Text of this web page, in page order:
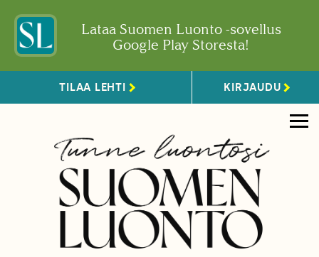
Lataa Suomen Luonto -sovellus
Google Play Storesta!
TILAA LEHTI KIRJAUDU